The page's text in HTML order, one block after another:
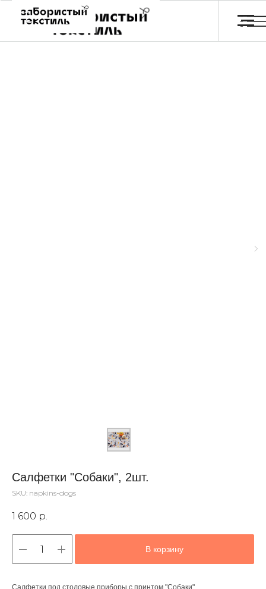
Салфетки "Собаки", 2шт.
SKU: napkins-dogs
1 600 р.
В корзину